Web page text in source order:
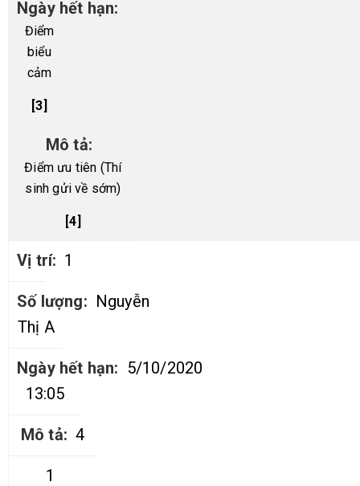
Điểm
biểu
cảm
[3]
Điểm ưu tiên (Thí
sinh gửi về sớm)
[4]
1
Nguyễn
Thị A
5/10/2020
13:05
4
1